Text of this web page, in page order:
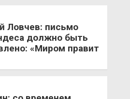
Ловчев: письмо
должно быть
«Миром правит